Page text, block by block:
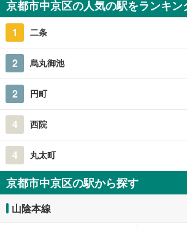
3SLDK
京都市中京区の人気の駅をランキン
1 二条
2 烏丸御池
2 円町
4 西院
4 丸太町
京都市中京区の駅から探す
山陰本線